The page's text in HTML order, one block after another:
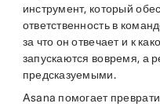
инструмент, который
ответственность в
за что он отвечает и к
запускаются вовремя, а
предсказуемыми.
Asana помогает